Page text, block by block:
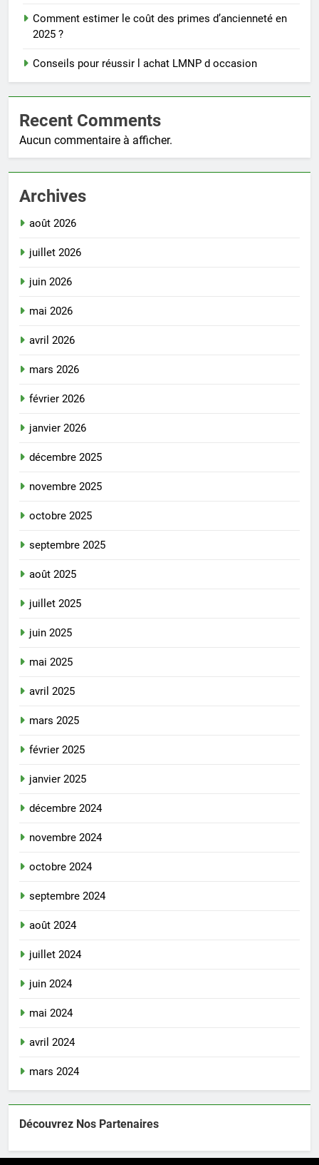
Comment estimer le coût des primes d’ancienneté en
2025 ?
Conseils pour réussir l achat LMNP d occasion
Recent Comments
Aucun commentaire à afficher.
Archives
août 2026
juillet 2026
juin 2026
mai 2026
avril 2026
mars 2026
février 2026
janvier 2026
décembre 2025
novembre 2025
octobre 2025
septembre 2025
août 2025
juillet 2025
juin 2025
mai 2025
avril 2025
mars 2025
février 2025
janvier 2025
décembre 2024
novembre 2024
octobre 2024
septembre 2024
août 2024
juillet 2024
juin 2024
mai 2024
avril 2024
mars 2024
Découvrez Nos Partenaires